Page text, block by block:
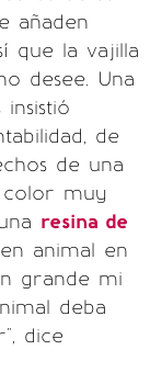
añaden
que la vajilla
desee. Una
de
de una
color muy
resina de
animal en
grande mi
deba
dice